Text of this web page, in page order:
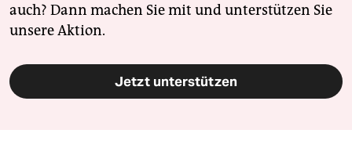
auch? Dann machen Sie mit und unterstützen Sie
unsere Aktion.
Jetzt unterstützen